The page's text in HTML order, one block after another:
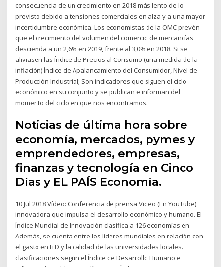
consecuencia de un crecimiento en 2018 más lento de lo
previsto debido a tensiones comerciales en alza y a una mayor
incertidumbre económica. Los economistas de la OMC prevén
que el crecimiento del volumen del comercio de mercancías
descienda a un 2,6% en 2019, frente al 3,0% en 2018. Si se
aliviasen las Índice de Precios al Consumo (una medida de la
inflación) Índice de Apalancamiento del Consumidor, Nivel de
Producción Industrial; Son indicadores que siguen el ciclo
económico en su conjunto y se publican e informan del
momento del ciclo en que nos encontramos.
Noticias de última hora sobre
economía, mercados, pymes y
emprendedores, empresas,
finanzas y tecnología en Cinco
Días y EL PAÍS Economía.
10 Jul 2018 Vídeo: Conferencia de prensa Video (En YouTube)
innovadora que impulsa el desarrollo económico y humano. El
Índice Mundial de Innovación clasifica a 126 economías en
Además, se cuenta entre los líderes mundiales en relación con
el gasto en I+D y la calidad de las universidades locales.
clasificaciones según el Índice de Desarrollo Humano e